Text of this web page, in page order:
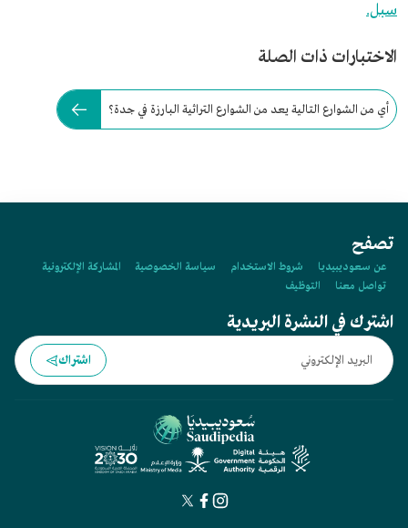
سبل.
الاختبارات ذات الصلة
أي من الشوارع التالية يعد من الشوارع التراثية البارزة في جدة؟
تصفح
عن سعوديبيديا شروط الاستخدام سياسة الخصوصية
المشاركة الإلكترونية
تواصل معنا
التوظيف
اشترك في النشرة البريدية
اشتراك